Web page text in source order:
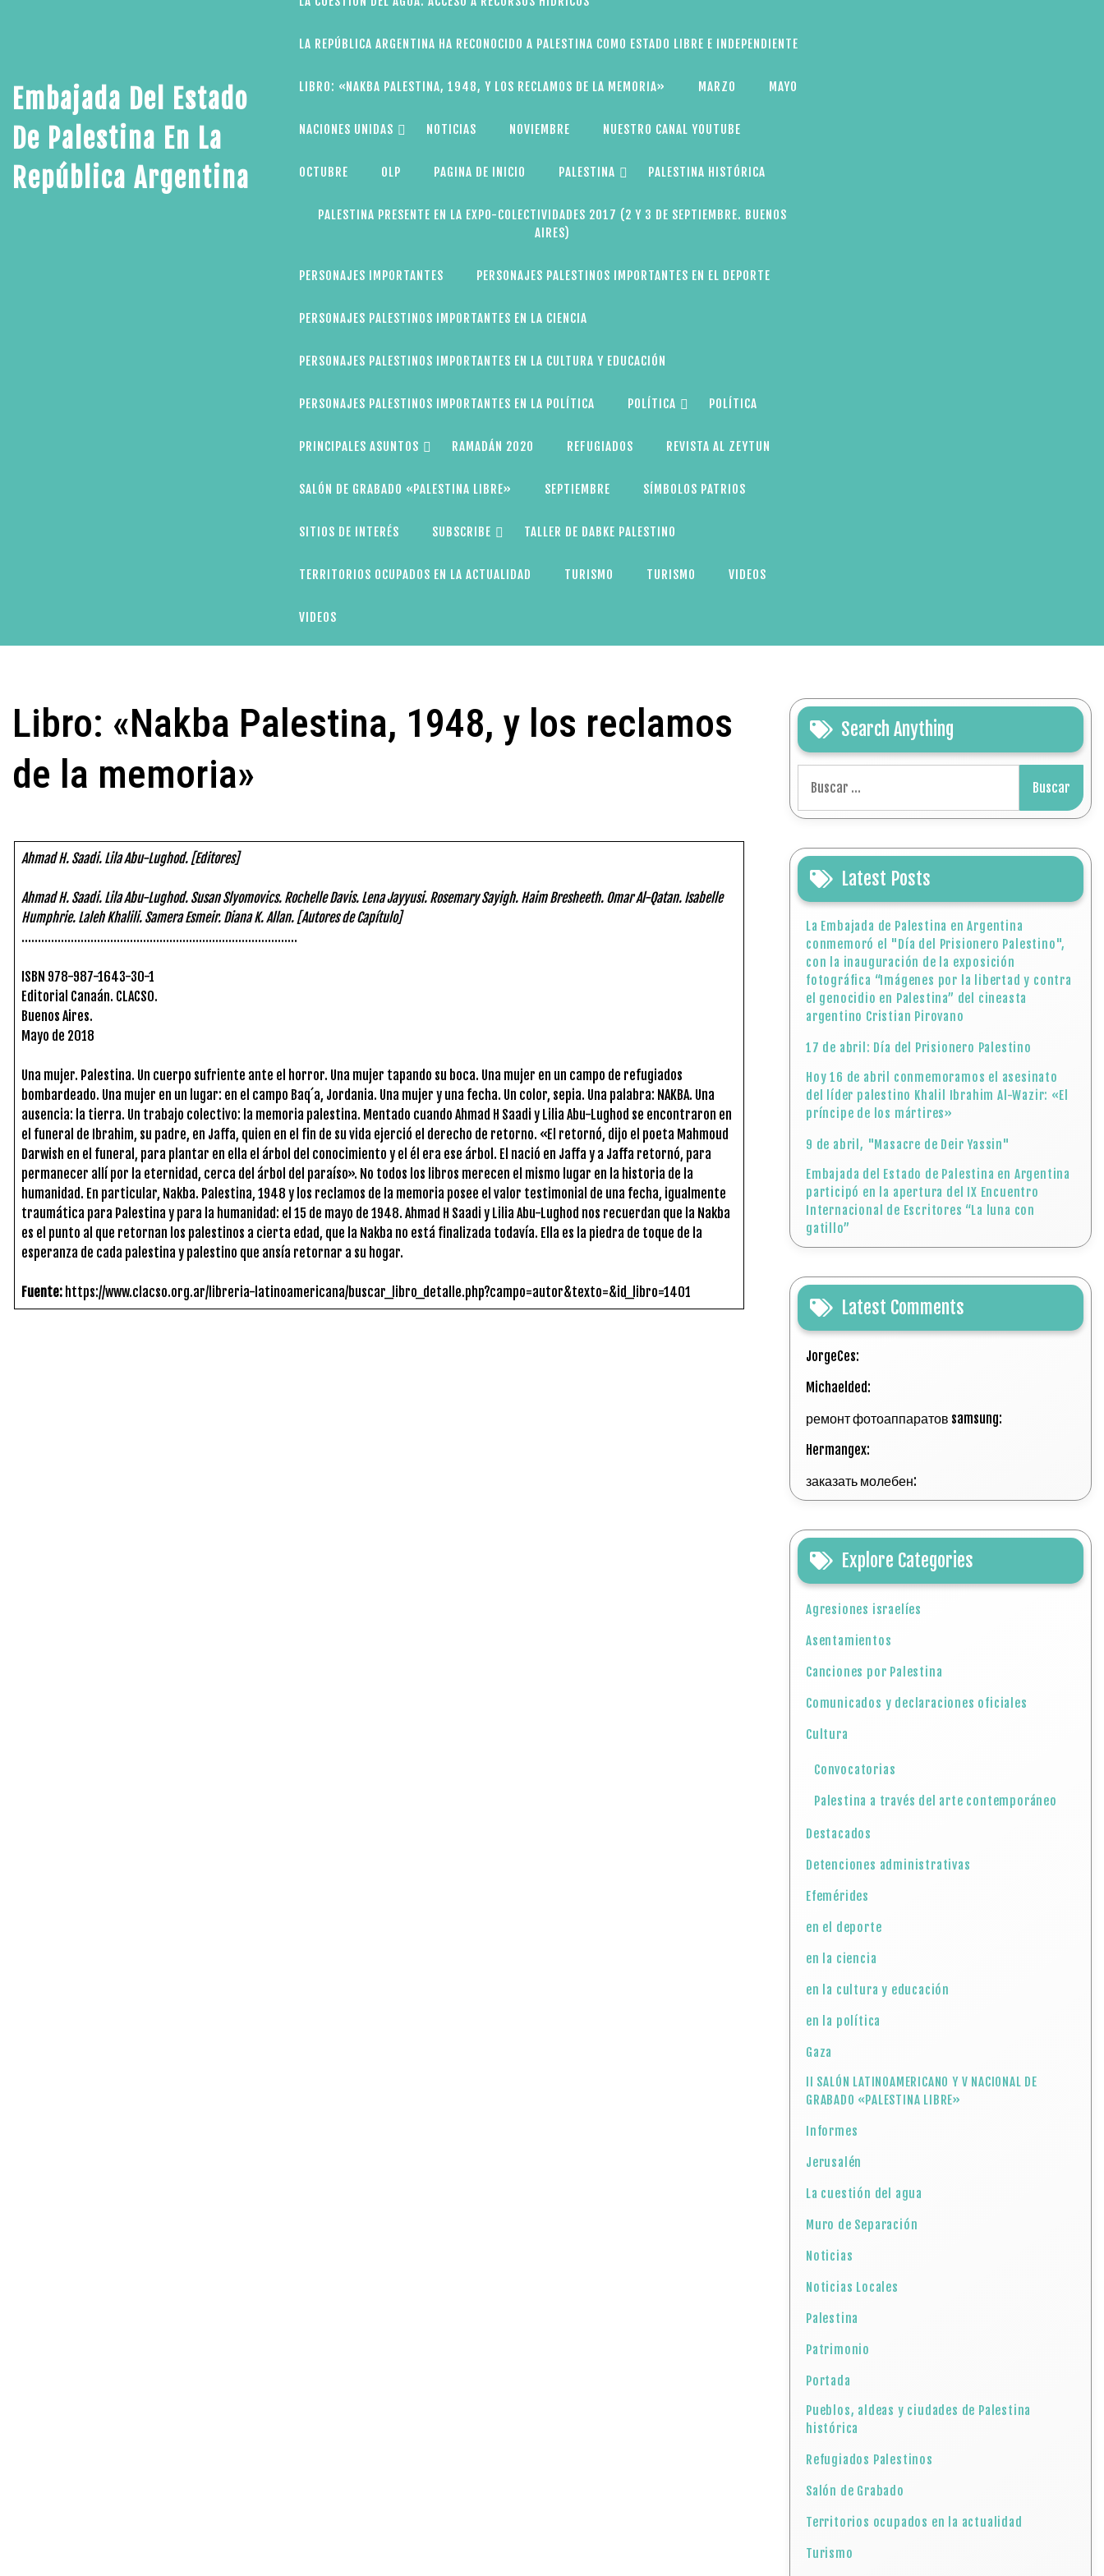
Embajada Del Estado
De Palestina En La
República Argentina
LA REPÚBLICA ARGENTINA HA RECONOCIDO A PALESTINA COMO ESTADO LIBRE E INDEPENDIENTE
LIBRO: «NAKBA PALESTINA, 1948, Y LOS RECLAMOS DE LA MEMORIA» MARZO MAYO
NACIONES UNIDAS NOTICIAS NOVIEMBRE NUESTRO CANAL YOUTUBE
OCTUBRE OLP PAGINA DE INICIO PALESTINA PALESTINA HISTÓRICA
PALESTINA PRESENTE EN LA EXPO-COLECTIVIDADES 2017 (2 Y 3 DE SEPTIEMBRE. BUENOS
AIRES)
PERSONAJES IMPORTANTES PERSONAJES PALESTINOS IMPORTANTES EN EL DEPORTE
PERSONAJES PALESTINOS IMPORTANTES EN LA CIENCIA
PERSONAJES PALESTINOS IMPORTANTES EN LA CULTURA Y EDUCACIÓN
PERSONAJES PALESTINOS IMPORTANTES EN LA POLÍTICA POLÍTICA POLÍTICA
PRINCIPALES ASUNTOS RAMADÁN 2020 REFUGIADOS REVISTA AL ZEYTUN
SALÓN DE GRABADO «PALESTINA LIBRE» SEPTIEMBRE SÍMBOLOS PATRIOS
SITIOS DE INTERÉS SUBSCRIBE TALLER DE DABKE PALESTINO
TERRITORIOS OCUPADOS EN LA ACTUALIDAD TURISMO TURISMO VIDEOS
VIDEOS
Libro: «Nakba Palestina, 1948, y los reclamos
de la memoria»
Ahmad H. Saadi. Lila Abu-Lughod. [Editores]
Ahmad H. Saadi. Lila Abu-Lughod. Susan Slyomovics. Rochelle Davis. Lena Jayyusi. Rosemary Sayigh. Haim Bresheeth. Omar Al-Qatan. Isabelle
Humphrie. Laleh Khalili. Samera Esmeir. Diana K. Allan. [Autores de Capítulo]
…………………………………………………………………………
ISBN 978-987-1643-30-1
Editorial Canaán. CLACSO.
Buenos Aires.
Mayo de 2018
Una mujer. Palestina. Un cuerpo sufriente ante el horror. Una mujer tapando su boca. Una mujer en un campo de refugiados
bombardeado. Una mujer en un lugar: en el campo Baq´a, Jordania. Una mujer y una fecha. Un color, sepia. Una palabra: NAKBA. Una
ausencia: la tierra. Un trabajo colectivo: la memoria palestina. Mentado cuando Ahmad H Saadi y Lilia Abu-Lughod se encontraron en
el funeral de Ibrahim, su padre, en Jaffa, quien en el fin de su vida ejerció el derecho de retorno. «El retornó, dijo el poeta Mahmoud
Darwish en el funeral, para plantar en ella el árbol del conocimiento y el él era ese árbol. El nació en Jaffa y a Jaffa retornó, para
permanecer allí por la eternidad, cerca del árbol del paraíso». No todos los libros merecen el mismo lugar en la historia de la
humanidad. En particular, Nakba. Palestina, 1948 y los reclamos de la memoria posee el valor testimonial de una fecha, igualmente
traumática para Palestina y para la humanidad: el 15 de mayo de 1948. Ahmad H Saadi y Lilia Abu-Lughod nos recuerdan que la Nakba
es el punto al que retornan los palestinos a cierta edad, que la Nakba no está finalizada todavía. Ella es la piedra de toque de la
esperanza de cada palestina y palestino que ansía retornar a su hogar.
Fuente: https://www.clacso.org.ar/libreria-latinoamericana/buscar_libro_detalle.php?campo=autor&texto=&id_libro=1401
Search Anything
Latest Posts
La Embajada de Palestina en Argentina
conmemoró el "Día del Prisionero Palestino",
con la inauguración de la exposición
fotográfica “Imágenes por la libertad y contra
el genocidio en Palestina” del cineasta
argentino Cristian Pirovano
17 de abril: Día del Prisionero Palestino
Hoy 16 de abril conmemoramos el asesinato
del líder palestino Khalil Ibrahim Al-Wazir: «El
príncipe de los mártires»
9 de abril, "Masacre de Deir Yassin"
Embajada del Estado de Palestina en Argentina
participó en la apertura del IX Encuentro
Internacional de Escritores “La luna con
gatillo”
Latest Comments
JorgeCes:
Michaelded:
ремонт фотоаппаратов samsung:
Hermangex:
заказать молебен:
Explore Categories
Agresiones israelíes
Asentamientos
Canciones por Palestina
Comunicados y declaraciones oficiales
Cultura
Convocatorias
Palestina a través del arte contemporáneo
Destacados
Detenciones administrativas
Efemérides
en el deporte
en la ciencia
en la cultura y educación
en la política
Gaza
II SALÓN LATINOAMERICANO Y V NACIONAL DE
GRABADO «PALESTINA LIBRE»
Informes
Jerusalén
La cuestión del agua
Muro de Separación
Noticias
Noticias Locales
Palestina
Patrimonio
Portada
Pueblos, aldeas y ciudades de Palestina
histórica
Refugiados Palestinos
Salón de Grabado
Territorios ocupados en la actualidad
Turismo